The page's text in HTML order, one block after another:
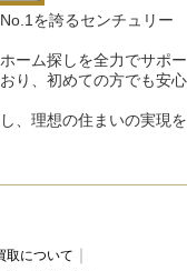
を誇るセンチュリー
ーム探しを全力でサポー
り、初めての方でも安心
、理想の住まいの実現を
取について